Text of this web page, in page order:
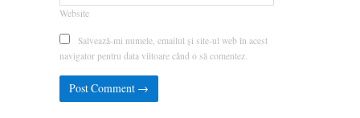
Website
Salvează-mi numele, emailul și site-ul web în acest
navigator pentru data viitoare când o să comentez.